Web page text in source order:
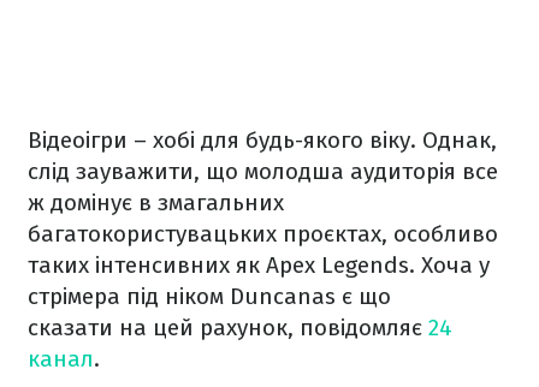
Відеоігри – хобі для будь-якого віку. Однак,
слід зауважити, що молодша аудиторія все
ж домінує в змагальних
багатокористувацьких проєктах, особливо
таких інтенсивних як Apex Legends. Хоча у
стрімера під ніком Duncanas є що
сказати на цей рахунок, повідомляє 24
канал.